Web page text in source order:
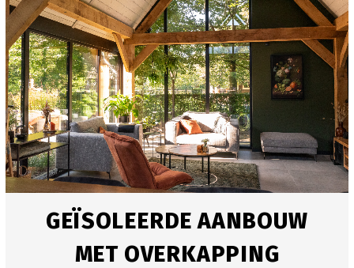
GEÏSOLEERDE AANBOUW
MET OVERKAPPING